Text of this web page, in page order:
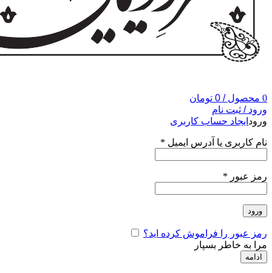
0 محصول /
0 تومان
ورود / ثبت نام
ورود ایجاد حساب کاربری
نام کاربری یا آدرس ایمیل *
رمز عبور *
ورود
رمز عبور را فراموش کرده اید؟
مرا به خاطر بسپار
ادامه